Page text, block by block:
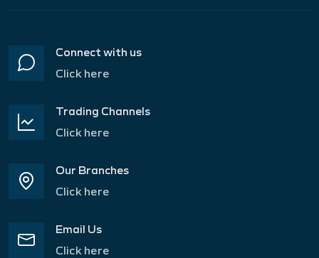
Connect with us
Click here
Trading Channels
Click here
Our Branches
Click here
Email Us
Click here